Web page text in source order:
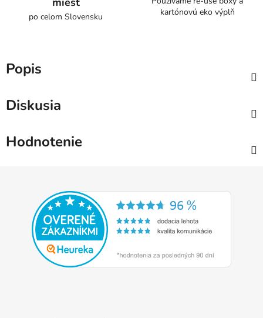
po celom Slovensku
kartónovú eko výplň
Popis
Diskusia
Hodnotenie